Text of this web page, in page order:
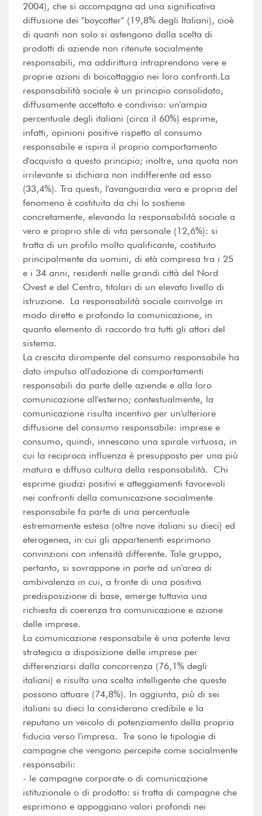
2004), che si accompagna ad una significativa
diffusione dei "boycotter" (19,8% degli Italiani), cioè
di quanti non solo si astengono dalla scelta di
prodotti di aziende non ritenute socialmente
responsabili, ma addirittura intraprendono vere e
proprie azioni di boicottaggio nei loro confronti.La
responsabilità sociale è un principio consolidato,
diffusamente accettato e condiviso: un'ampia
percentuale degli italiani (circa il 60%) esprime,
infatti, opinioni positive rispetto al consumo
responsabile e ispira il proprio comportamento
d'acquisto a questo principio; inoltre, una quota non
irrilevante si dichiara non indifferente ad esso
(33,4%). Tra questi, l'avanguardia vera e propria del
fenomeno è costituita da chi lo sostiene
concretamente, elevando la responsabilità sociale a
vero e proprio stile di vita personale (12,6%): si
tratta di un profilo molto qualificante, costituito
principalmente da uomini, di età compresa tra i 25
e i 34 anni, residenti nelle grandi città del Nord
Ovest e del Centro, titolari di un elevato livello di
istruzione. La responsabilità sociale coinvolge in
modo diretto e profondo la comunicazione, in
quanto elemento di raccordo tra tutti gli attori del
sistema.
La crescita dirompente del consumo responsabile ha
dato impulso all'adozione di comportamenti
responsabili da parte delle aziende e alla loro
comunicazione all'esterno; contestualmente, la
comunicazione risulta incentivo per un'ulteriore
diffusione del consumo responsabile: imprese e
consumo, quindi, innescano una spirale virtuosa, in
cui la reciproca influenza è presupposto per una più
matura e diffusa cultura della responsabilità. Chi
esprime giudizi positivi e atteggiamenti favorevoli
nei confronti della comunicazione socialmente
responsabile fa parte di una percentuale
estremamente estesa (oltre nove italiani su dieci) ed
eterogenea, in cui gli appartenenti esprimono
convinzioni con intensità differente. Tale gruppo,
pertanto, si sovrappone in parte ad un'area di
ambivalenza in cui, a fronte di una positiva
predisposizione di base, emerge tuttavia una
richiesta di coerenza tra comunicazione e azione
delle imprese.
La comunicazione responsabile è una potente leva
strategica a disposizione delle imprese per
differenziarsi dalla concorrenza (76,1% degli
italiani) e risulta una scelta intelligente che queste
possono attuare (74,8%). In aggiunta, più di sei
italiani su dieci la considerano credibile e la
reputano un veicolo di potenziamento della propria
fiducia verso l'impresa. Tre sono le tipologie di
campagne che vengono percepite come socialmente
responsabili:
- le campagne corporate o di comunicazione
istituzionale o di prodotto: si tratta di campagne che
esprimono e appoggiano valori profondi nei